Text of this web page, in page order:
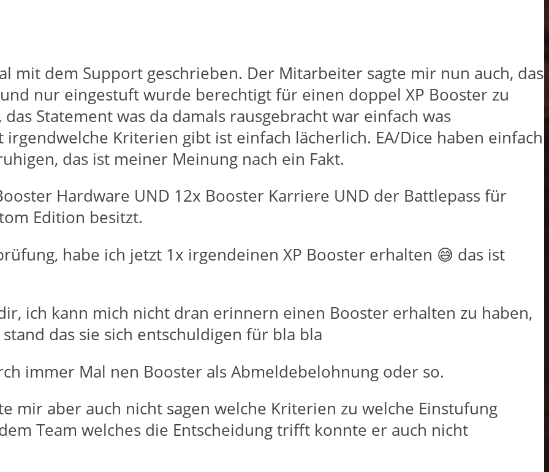
mit dem Support geschrieben. Der Mitarbeiter sagte mir nun auch, das
nur eingestuft wurde berechtigt für einen doppel XP Booster zu
Statement was da damals rausgebracht war einfach was
Kriterien gibt ist einfach lächerlich. EA/Dice haben einfach
das ist meiner Meinung nach ein Fakt.
Hardware UND 12x Booster Karriere UND der Battlepass für
Edition besitzt.
habe ich jetzt 1x irgendeinen XP Booster erhalten 😅 das ist
ich kann mich nicht dran erinnern einen Booster erhalten zu haben,
das sie sich entschuldigen für bla bla
immer Mal nen Booster als Abmeldebelohnung oder so.
mir aber auch nicht sagen welche Kriterien zu welche Einstufung
Team welches die Entscheidung trifft konnte er auch nicht